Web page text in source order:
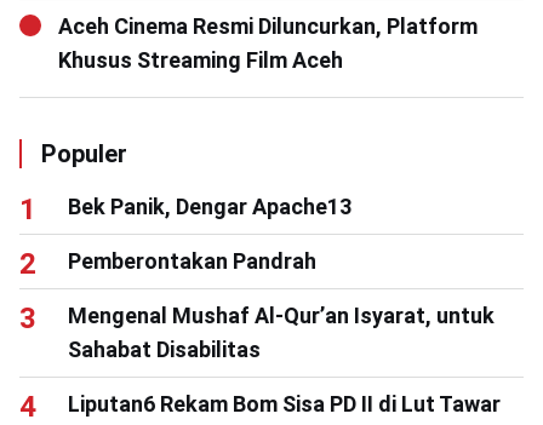
Aceh Cinema Resmi Diluncurkan, Platform
Khusus Streaming Film Aceh
Populer
Bek Panik, Dengar Apache13
Pemberontakan Pandrah
Mengenal Mushaf Al-Qur’an Isyarat, untuk
Sahabat Disabilitas
Liputan6 Rekam Bom Sisa PD II di Lut Tawar